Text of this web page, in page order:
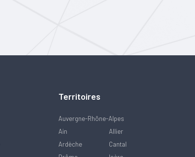
Territoires
Auvergne-Rhône-Alpes
Ain
Allier
Ardèche
Cantal